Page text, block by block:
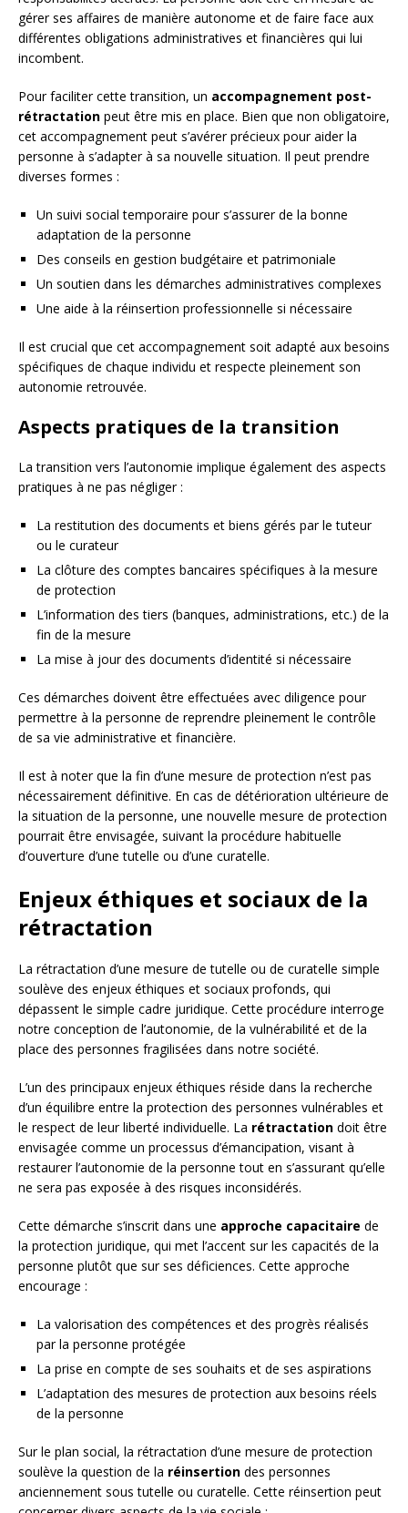
gérer ses affaires de manière autonome et de faire face aux
différentes obligations administratives et financières qui lui
incombent.
Pour faciliter cette transition, un accompagnement post-
rétractation peut être mis en place. Bien que non obligatoire,
cet accompagnement peut s’avérer précieux pour aider la
personne à s’adapter à sa nouvelle situation. Il peut prendre
diverses formes :
Un suivi social temporaire pour s’assurer de la bonne
adaptation de la personne
Des conseils en gestion budgétaire et patrimoniale
Un soutien dans les démarches administratives complexes
Une aide à la réinsertion professionnelle si nécessaire
Il est crucial que cet accompagnement soit adapté aux besoins
spécifiques de chaque individu et respecte pleinement son
autonomie retrouvée.
Aspects pratiques de la transition
La transition vers l’autonomie implique également des aspects
pratiques à ne pas négliger :
La restitution des documents et biens gérés par le tuteur
ou le curateur
La clôture des comptes bancaires spécifiques à la mesure
de protection
L’information des tiers (banques, administrations, etc.) de la
fin de la mesure
La mise à jour des documents d’identité si nécessaire
Ces démarches doivent être effectuées avec diligence pour
permettre à la personne de reprendre pleinement le contrôle
de sa vie administrative et financière.
Il est à noter que la fin d’une mesure de protection n’est pas
nécessairement définitive. En cas de détérioration ultérieure de
la situation de la personne, une nouvelle mesure de protection
pourrait être envisagée, suivant la procédure habituelle
d’ouverture d’une tutelle ou d’une curatelle.
Enjeux éthiques et sociaux de la
rétractation
La rétractation d’une mesure de tutelle ou de curatelle simple
soulève des enjeux éthiques et sociaux profonds, qui
dépassent le simple cadre juridique. Cette procédure interroge
notre conception de l’autonomie, de la vulnérabilité et de la
place des personnes fragilisées dans notre société.
L’un des principaux enjeux éthiques réside dans la recherche
d’un équilibre entre la protection des personnes vulnérables et
le respect de leur liberté individuelle. La rétractation doit être
envisagée comme un processus d’émancipation, visant à
restaurer l’autonomie de la personne tout en s’assurant qu’elle
ne sera pas exposée à des risques inconsidérés.
Cette démarche s’inscrit dans une approche capacitaire de
la protection juridique, qui met l’accent sur les capacités de la
personne plutôt que sur ses déficiences. Cette approche
encourage :
La valorisation des compétences et des progrès réalisés
par la personne protégée
La prise en compte de ses souhaits et de ses aspirations
L’adaptation des mesures de protection aux besoins réels
de la personne
Sur le plan social, la rétractation d’une mesure de protection
soulève la question de la réinsertion des personnes
anciennement sous tutelle ou curatelle. Cette réinsertion peut